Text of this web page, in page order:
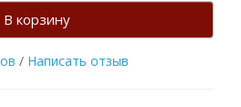
В корзину
/ Написать отзыв